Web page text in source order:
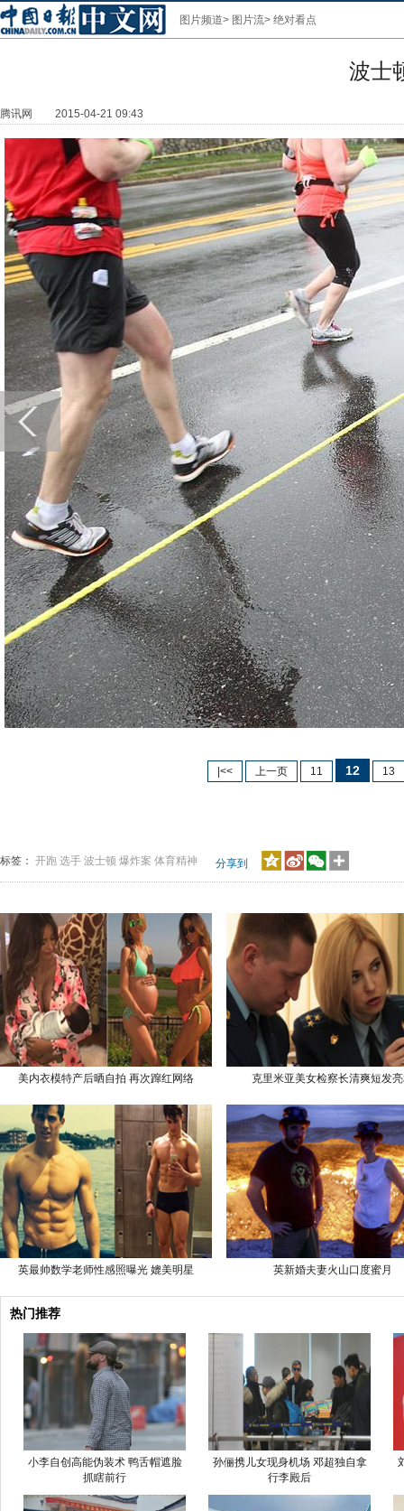
图片频道> 图片流> 绝对看点
波士
腾讯网 2015-04-21 09:43
|<< 上一页 11 12 13
标签： 开跑 选手 波士顿 爆炸案 体育精神 分享到
美内衣模特产后晒自拍 再次蹿红网络
英最帅数学老师性感照曝光 媲美明星
克里米亚美女检察长清爽短发
英新婚夫妻火山口度蜜月
热门推荐
小李自创高能伪装术 鸭舌帽遮脸
抓瞎前行
孙俪携儿女现身机场 邓超独自拿
行李殿后